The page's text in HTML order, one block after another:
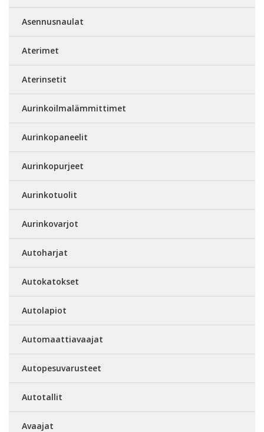
Asennusnaulat
Aterimet
Aterinsetit
Aurinkoilmalämmittimet
Aurinkopaneelit
Aurinkopurjeet
Aurinkotuolit
Aurinkovarjot
Autoharjat
Autokatokset
Autolapiot
Automaattiavaajat
Autopesuvarusteet
Autotallit
Avaajat